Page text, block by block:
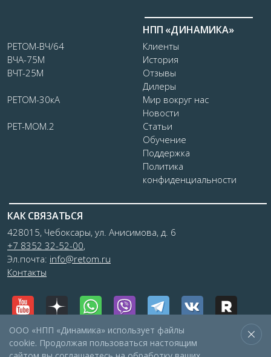
РЕТОМ-ВЧ/64
ВЧА-75М
ВЧТ-25М
РЕТОМ-30кА
РЕТ-МОМ.2
НПП «ДИНАМИКА»
Клиенты
История
Отзывы
Дилеры
Мир вокруг нас
Новости
Статьи
Обучение
Поддержка
Политика
конфиденциальности
КАК СВЯЗАТЬСЯ
428015, Чебоксары, ул. Анисимова, д. 6
+7 8352 32-52-00,
Эл.почта: info@retom.ru
Контакты
ООО «НПП «Динамика» использует файлы
cookie. Продолжая пользоваться настоящим